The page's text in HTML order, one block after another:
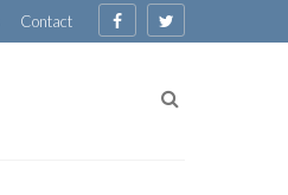
Contact